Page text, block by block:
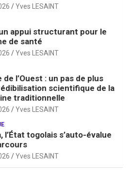
Yves LESAINT
appui structurant pour le
de santé
Yves LESAINT
l’Ouest : un pas de plus
scientifique de la
traditionnelle
Yves LESAINT
l’État togolais s’auto-évalue
Yves LESAINT